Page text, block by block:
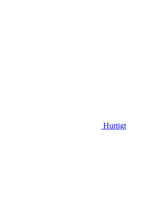
Hurtigt